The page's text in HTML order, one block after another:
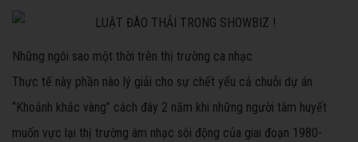
Những ngôi sao một thời trên thị trường ca nhạc
Thực tế này phần nào lý giải cho sự chết yểu cả chuỗi dự án
“Khoảnh khắc vàng” cách đây 2 năm khi những người tâm huyết
muốn vực lại thị trường âm nhạc sôi động của giai đoạn 1980-